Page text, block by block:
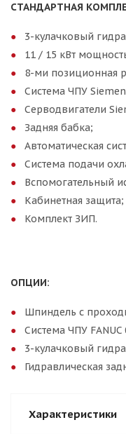
СТАНДАРТНАЯ
3-кулачковый
11 / 15 кВт
8-ми позиционная
Система ЧПУ
Серводвигатели
Задняя бабка;
Автоматическая
Система подачи
Вспомогательный
Кабинетная защита;
Комплект ЗИП.
ОПЦИИ:
Шпиндель с
Система ЧПУ FANUC
3-кулачковый
Гидравлическая
Характеристики